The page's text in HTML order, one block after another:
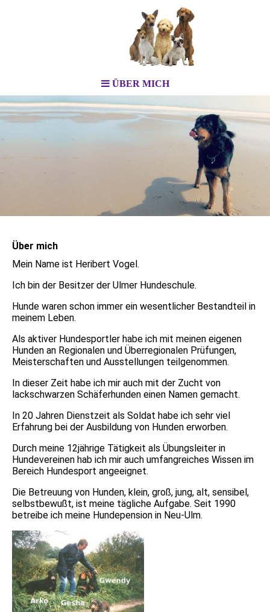
ÜBER MICH
Über mich
Mein Name ist Heribert Vogel.
Ich bin der Besitzer der Ulmer Hundeschule.
Hunde waren schon immer ein wesentlicher Bestandteil in
meinem Leben.
Als aktiver Hundesportler habe ich mit meinen eigenen
Hunden an Regionalen und Überregionalen Prüfungen,
Meisterschaften und Ausstellungen teilgenommen.
In dieser Zeit habe ich mir auch mit der Zucht von
lackschwarzen Schäferhunden einen Namen gemacht.
In 20 Jahren Dienstzeit als Soldat habe ich sehr viel
Erfahrung bei der Ausbildung von Hunden erworben.
Durch meine 12jährige Tätigkeit als Übungsleiter in
Hundevereinen hab ich mir auch umfangreiches Wissen im
Bereich Hundesport angeeignet.
Die Betreuung von Hunden, klein, groß, jung, alt, sensibel,
selbstbewußt, ist meine tägliche Aufgabe. Seit 1990
betreibe ich meine Hundepension in Neu-Ulm.